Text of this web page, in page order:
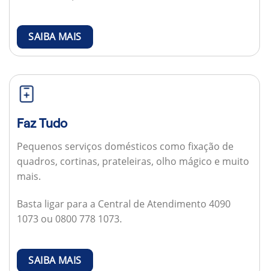
SAIBA MAIS
Faz Tudo
Pequenos serviços domésticos como fixação de
quadros, cortinas, prateleiras, olho mágico e muito
mais.
Basta ligar para a Central de Atendimento 4090
1073 ou 0800 778 1073.
SAIBA MAIS